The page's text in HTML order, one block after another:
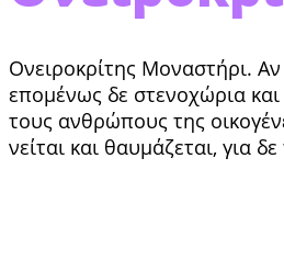
Ονειροκρίτης Μοναστήρι.
επομέ­νως δε στενοχώρια και
τους ανθρώπους της
νείται και θαυμάζεται, για